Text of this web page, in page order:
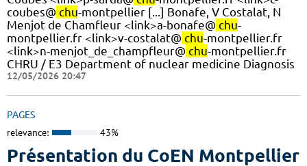
coubes@ chu-montpellier [...] Bonafe, V Costalat, N
Menjot de Chamfleur <link>a-bonafe@ chu-
montpellier.fr <link>v-costalat@ chu-montpellier.fr
<link>n-menjot_de_champfleur@ chu-montpellier.fr
CHRU / E3 Department of nuclear medicine Diagnosis
12/05/2026 20:47
PAGES
relevance: 43%
Présentation du CoEN Montpellier